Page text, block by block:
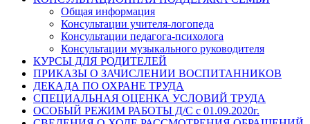
Общая информация
Консультации учителя-логопеда
Консультации педагога-психолога
Консультации музыкального руководителя
КУРСЫ ДЛЯ РОДИТЕЛЕЙ
ПРИКАЗЫ О ЗАЧИСЛЕНИИ ВОСПИТАННИКОВ
ДЕКАДА ПО ОХРАНЕ ТРУДА
СПЕЦИАЛЬНАЯ ОЦЕНКА УСЛОВИЙ ТРУДА
ОСОБЫЙ РЕЖИМ РАБОТЫ Д/С с 01.09.2020г.